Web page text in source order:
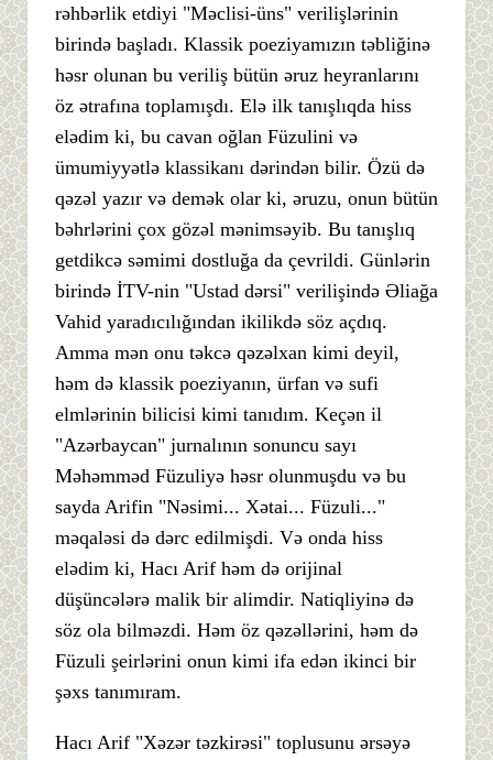
rəhbərlik etdiyi "Məclisi-üns" verilişlərinin
birində başladı. Klassik poeziyamızın təbliğinə
həsr olunan bu veriliş bütün əruz heyranlarını
öz ətrafına toplamışdı. Elə ilk tanışlıqda hiss
elədim ki, bu cavan oğlan Füzulini və
ümumiyyətlə klassikanı dərindən bilir. Özü də
qəzəl yazır və demək olar ki, əruzu, onun bütün
bəhrlərini çox gözəl mənimsəyib. Bu tanışlıq
getdikcə səmimi dostluğa da çevrildi. Günlərin
birində İTV-nin "Ustad dərsi" verilişində Əliağa
Vahid yaradıcılığından ikilikdə söz açdıq.
Amma mən onu təkcə qəzəlxan kimi deyil,
həm də klassik poeziyanın, ürfan və sufi
elmlərinin bilicisi kimi tanıdım. Keçən il
"Azərbaycan" jurnalının sonuncu sayı
Məhəmməd Füzuliyə həsr olunmuşdu və bu
sayda Arifin "Nəsimi... Xətai... Füzuli..."
məqaləsi də dərc edilmişdi. Və onda hiss
elədim ki, Hacı Arif həm də orijinal
düşüncələrə malik bir alimdir. Natiqliyinə də
söz ola bilməzdi. Həm öz qəzəllərini, həm də
Füzuli şeirlərini onun kimi ifa edən ikinci bir
şəxs tanımıram.
Hacı Arif "Xəzər təzkirəsi" toplusunu ərsəyə